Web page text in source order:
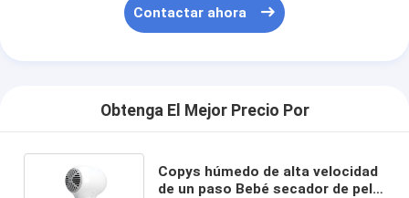
Contactar ahora
Obtenga El Mejor Precio Por
Copys húmedo de alta velocidad
de un paso Bebé secador de pelo